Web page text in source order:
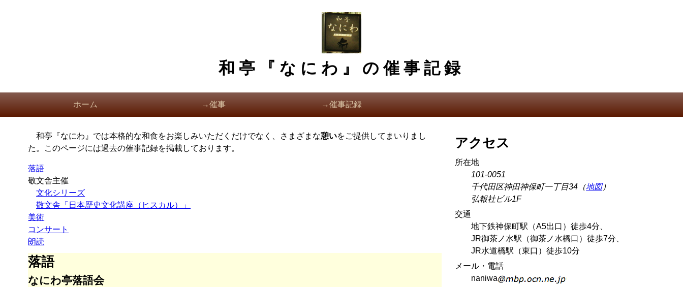
和亭『なにわ』の催事記録
ホーム →催事 →催事記録
和亭『なにわ』では本格的な和食をお楽しみいただくだけでなく、さまざまな憩いをご提供してまいりまし
た。このページには過去の催事記録を掲載しております。
落語
敬文舎主催
文化シリーズ
敬文舎「日本歴史文化講座（ヒスカル）」
美術
コンサート
朗読
落語
なにわ亭落語会
アクセス
所在地
101-0051
千代田区神田神保町一丁目34（地図）
弘報社ビル1F
交通
地下鉄神保町駅（A5出口）徒歩4分、
JR御茶ノ水駅（御茶ノ水橋口）徒歩7分、
JR水道橋駅（東口）徒歩10分
メール・電話
naniwa